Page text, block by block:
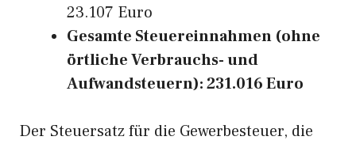
23.107 Euro
Gesamte Steuereinnahmen (ohne
örtliche Verbrauchs- und
Aufwandsteuern): 231.016 Euro
Der Steuersatz für die Gewerbesteuer, die